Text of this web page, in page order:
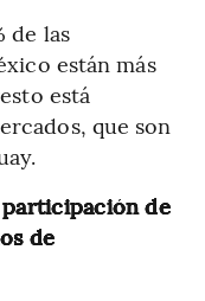
de las
están más
está
que son
de
de